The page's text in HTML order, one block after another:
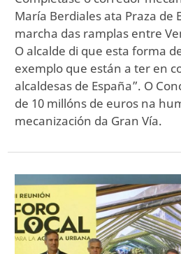
María Berdiales ata Praza de
marcha das ramplas entre
O alcalde di que esta forma
exemplo que están a ter en
alcaldesas de España”. O
de 10 millóns de euros na
mecanización da Gran Vía.